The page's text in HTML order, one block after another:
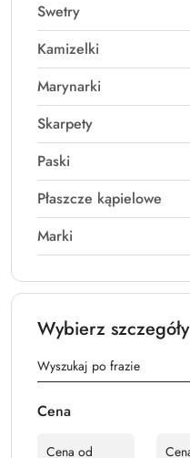
Swetry
Kamizelki
Marynarki
Skarpety
Paski
Płaszcze kąpielowe
Marki
Wybierz szczegóły
Cena